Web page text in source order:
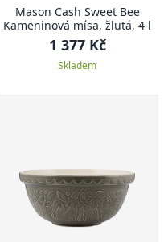
Mason Cash Sweet Bee
Kameninová mísa, žlutá, 4 l
1 377 Kč
Skladem